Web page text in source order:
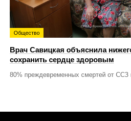
Общество
Врач Савицкая объяснила
сохранить сердце здоровым
80% преждевременных смертей от ССЗ